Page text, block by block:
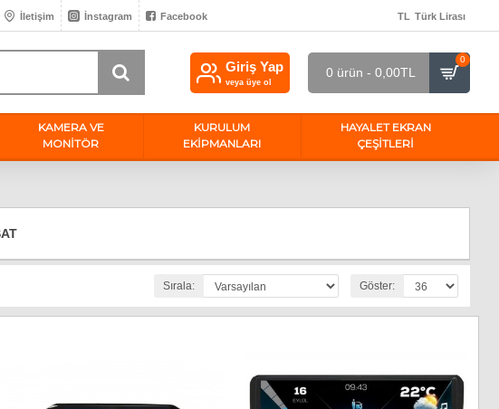
İletişim İnstagram Facebook TL Türk Lirası
Giriş Yap
veya üye ol
0 ürün - 0,00TL
0
KAMERA VE
MONİTÖR
KURULUM
EKİPMANLARI
HAYALET EKRAN
ÇEŞITLERI
Sırala: Göster: